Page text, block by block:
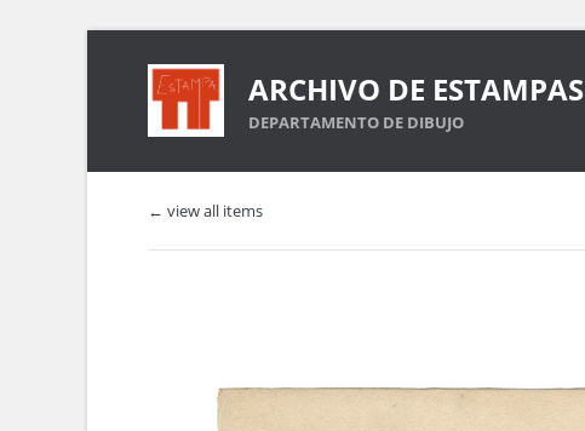
ARCHIVO DE ESTAMPAS
DEPARTAMENTO DE DIBUJO
← view all items